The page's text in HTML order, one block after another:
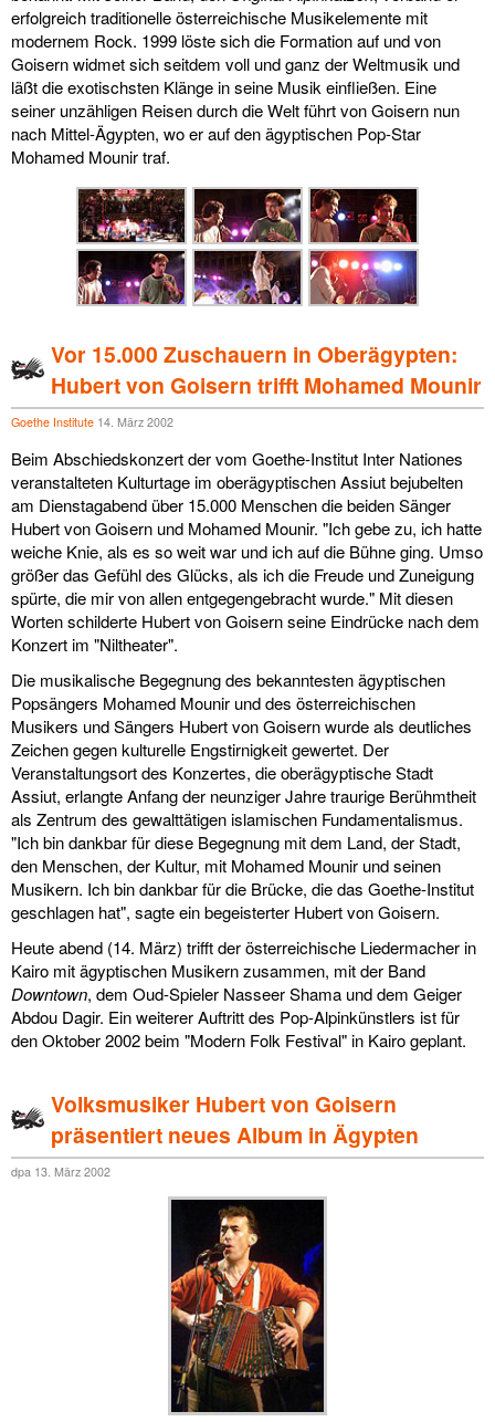
erfolgreich traditionelle österreichische Musikelemente mit
modernem Rock. 1999 löste sich die Formation auf und von
Goisern widmet sich seitdem voll und ganz der Weltmusik und
läßt die exotischsten Klänge in seine Musik einfließen. Eine
seiner unzähligen Reisen durch die Welt führt von Goisern nun
nach Mittel-Ägypten, wo er auf den ägyptischen Pop-Star
Mohamed Mounir traf.
Vor 15.000 Zuschauern in Oberägypten:
Hubert von Goisern trifft Mohamed Mounir
Goethe Institute 14. März 2002
Beim Abschiedskonzert der vom Goethe-Institut Inter Nationes
veranstalteten Kulturtage im oberägyptischen Assiut bejubelten
am Dienstagabend über 15.000 Menschen die beiden Sänger
Hubert von Goisern und Mohamed Mounir. "Ich gebe zu, ich hatte
weiche Knie, als es so weit war und ich auf die Bühne ging. Umso
größer das Gefühl des Glücks, als ich die Freude und Zuneigung
spürte, die mir von allen entgegengebracht wurde." Mit diesen
Worten schilderte Hubert von Goisern seine Eindrücke nach dem
Konzert im "Niltheater".
Die musikalische Begegnung des bekanntesten ägyptischen
Popsängers Mohamed Mounir und des österreichischen
Musikers und Sängers Hubert von Goisern wurde als deutliches
Zeichen gegen kulturelle Engstirnigkeit gewertet. Der
Veranstaltungsort des Konzertes, die oberägyptische Stadt
Assiut, erlangte Anfang der neunziger Jahre traurige Berühmtheit
als Zentrum des gewalttätigen islamischen Fundamentalismus.
"Ich bin dankbar für diese Begegnung mit dem Land, der Stadt,
den Menschen, der Kultur, mit Mohamed Mounir und seinen
Musikern. Ich bin dankbar für die Brücke, die das Goethe-Institut
geschlagen hat", sagte ein begeisterter Hubert von Goisern.
Heute abend (14. März) trifft der österreichische Liedermacher in
Kairo mit ägyptischen Musikern zusammen, mit der Band
Downtown, dem Oud-Spieler Nasseer Shama und dem Geiger
Abdou Dagir. Ein weiterer Auftritt des Pop-Alpinkünstlers ist für
den Oktober 2002 beim "Modern Folk Festival" in Kairo geplant.
Volksmusiker Hubert von Goisern
präsentiert neues Album in Ägypten
dpa 13. März 2002